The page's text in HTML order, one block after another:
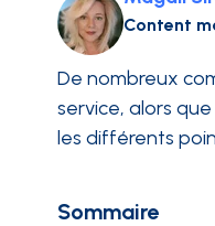
Content
De nombreux
service, alors
les différents
Sommaire